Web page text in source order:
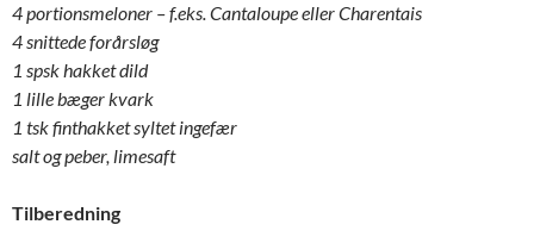
4 portionsmeloner – f.eks.Cantaloupe eller Charentais
4 snittede forårsløg
1 spsk hakket dild
1 lille bæger kvark
1 tsk finthakket syltet ingefær
salt og peber, limesaft
Tilberedning